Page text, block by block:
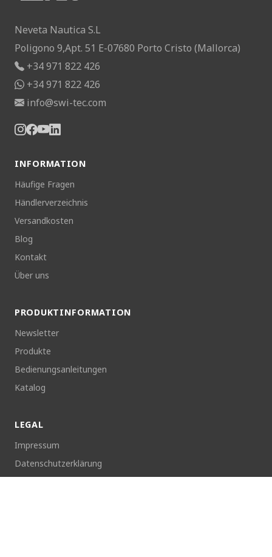
Neveta Nautica S.L
Poligono 9,Apt. 51 E-07680 Porto Cristo (Mallorca)
+34 971 822 426
+34 971 822 426
info@swi-tec.com
INFORMATION
Häufige Fragen
Händlerverzeichnis
Versandkosten
Blog
Kontakt
Über uns
PRODUKTINFORMATION
Newsletter
Produkte
Bedienungsanleitungen
Katalog
LEGAL
Impressum
Datenschutzerklärung